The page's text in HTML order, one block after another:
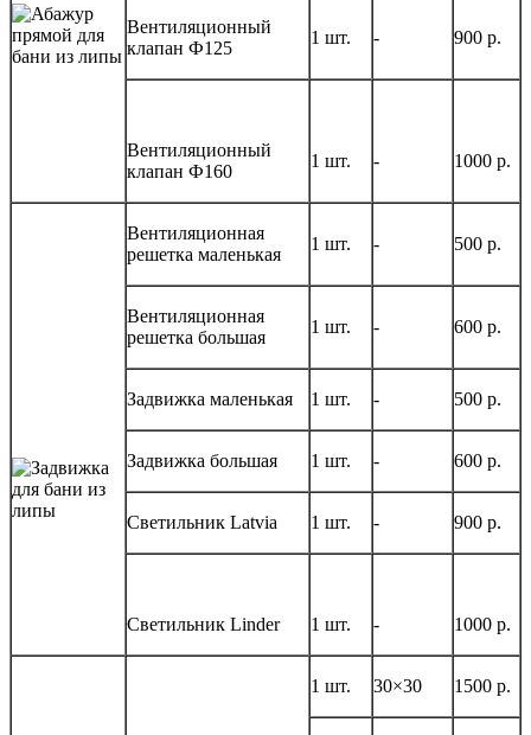
Вентиляционный
клапан Ф125
1 шт. - 900 р.
Вентиляционный
клапан Ф160
1 шт. - 1000 р.
Вентиляционная
решетка маленькая
1 шт. - 500 р.
Вентиляционная
решетка большая
1 шт. - 600 р.
Задвижка маленькая 1 шт. - 500 р.
Задвижка большая 1 шт. - 600 р.
Светильник Latvia 1 шт. - 900 р.
Светильник Linder 1 шт. - 1000 р.
1 шт. 30×30 1500 р.